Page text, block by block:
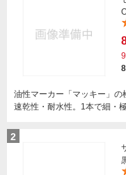
9
油性マーカー「マッキー」の
速乾性・耐水性。1本で細・極
2